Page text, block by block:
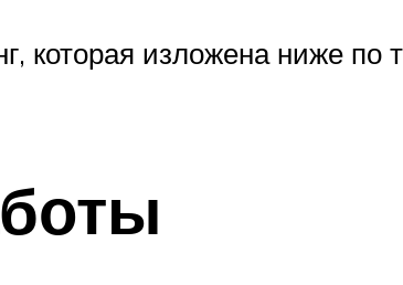
которая изложена ниже по